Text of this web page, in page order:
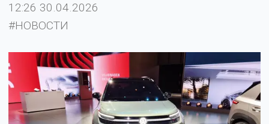
12:26 30.04.2026
#НОВОСТИ